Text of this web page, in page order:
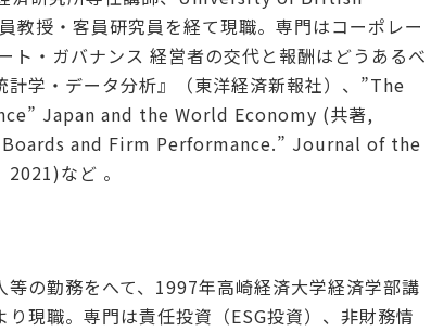
授・客員研究員を経て現職。専門はコーポレー
ト・ガバナンス 経営者の交代と報酬はどうあるべ
学・データ分析』（東洋経済新報社）、”The
Japan and the World Economy (共著,
and Firm Performance.” Journal of the
など 。
の勤務をへて、1997年高崎経済大学経済学部講
現職。専門は責任投資（ESG投資）、非財務情